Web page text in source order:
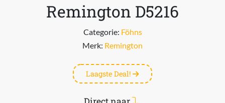
Remington D5216
Categorie: Föhns
Merk: Remington
Laagste Deal!